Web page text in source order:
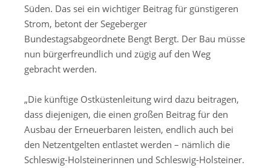
Süden. Das sei ein wichtiger Beitrag für günstigeren
Strom, betont der Segeberger
Bundestagsabgeordnete Bengt Bergt. Der Bau müsse
nun bürgerfreundlich und zügig auf den Weg
gebracht werden.
„Die künftige Ostküstenleitung wird dazu beitragen,
dass diejenigen, die einen großen Beitrag für den
Ausbau der Erneuerbaren leisten, endlich auch bei
den Netzentgelten entlastet werden – nämlich die
Schleswig-Holsteinerinnen und Schleswig-Holsteiner.